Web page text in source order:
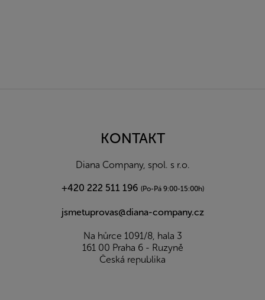
KONTAKT
Diana Company, spol. s r.o.
+420 222 511 196 (Po-Pá 9:00-15:00h)
jsmetuprovas@diana-company.cz
Na hůrce 1091/8, hala 3
161 00 Praha 6 - Ruzyně
Česká republika